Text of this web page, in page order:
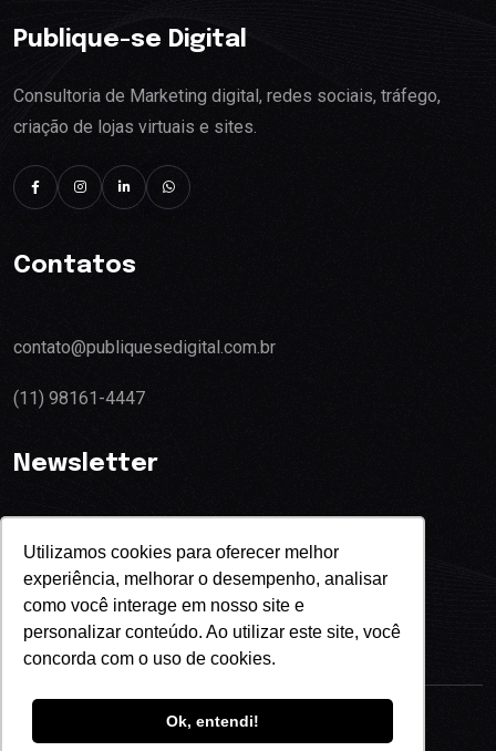
Utilizamos cookies para oferecer melhor
experiência, melhorar o desempenho, analisar
como você interage em nosso site e
personalizar conteúdo. Ao utilizar este site, você
concorda com o uso de cookies.
Ok, entendi!
Publique-se Digital
Consultoria de Marketing digital, redes sociais, tráfego,
criação de lojas virtuais e sites.
Contatos
contato@publiquesedigital.com.br
(11) 98161-4447
Newsletter
Eu concordo com o termos de privacidade
Copyright 2024Publique-se Digital.